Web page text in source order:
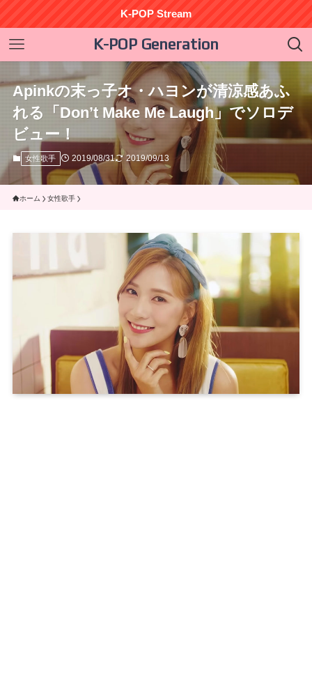
K-POP Stream
K-POP Generation
Apinkの末っ子オ・ハヨンが清涼感あふ
れる「Don’t Make Me Laugh」でソロデ
ビュー！
女性歌手 2019/08/31 2019/09/13
ホーム 女性歌手